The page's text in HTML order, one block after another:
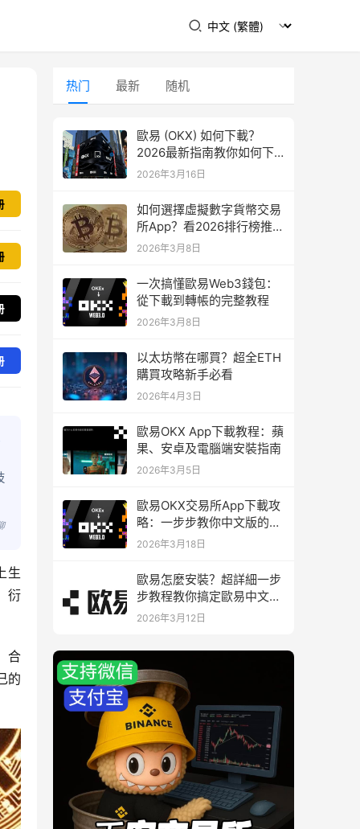
生
衍
合
的
热门 最新 随机
歐易 (OKX) 如何下載？
2026最新指南教你如何下
載
2026年3月16日
如何選擇虛擬數字貨幣交易
所App？看2026排行榜推
薦！
2026年3月8日
一次搞懂歐易Web3錢包：
從下載到轉帳的完整教程
2026年3月8日
以太坊幣在哪買？超全ETH
購買攻略新手必看
2026年4月3日
歐易OKX App下載教程：蘋
果、安卓及電腦端安裝指南
2026年3月5日
歐易OKX交易所App下載攻
略：一步步教你中文版的下
載與安裝
2026年3月18日
歐易怎麼安裝？超詳細一步
步教程教你搞定歐易中文版
下載與安裝
2026年3月12日